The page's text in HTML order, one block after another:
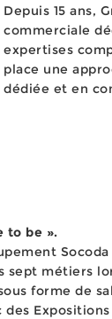
Depuis 15 ans,
commerciale
expertises
place une
dédiée et en
to be ».
sept métiers
forme de
des